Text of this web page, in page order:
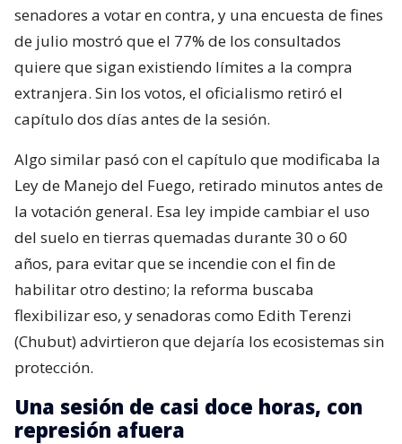
senadores a votar en contra, y una encuesta de fines
de julio mostró que el 77% de los consultados
quiere que sigan existiendo límites a la compra
extranjera. Sin los votos, el oficialismo retiró el
capítulo dos días antes de la sesión.
Algo similar pasó con el capítulo que modificaba la
Ley de Manejo del Fuego, retirado minutos antes de
la votación general. Esa ley impide cambiar el uso
del suelo en tierras quemadas durante 30 o 60
años, para evitar que se incendie con el fin de
habilitar otro destino; la reforma buscaba
flexibilizar eso, y senadoras como Edith Terenzi
(Chubut) advirtieron que dejaría los ecosistemas sin
protección.
Una sesión de casi doce horas, con
represión afuera